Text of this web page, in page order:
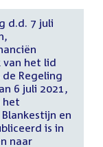
d.d. 7 juli
van het lid
Regeling
6 juli 2021,
het
en
is in
naar